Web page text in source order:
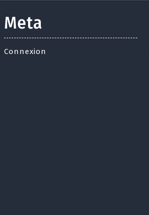
Meta
Connexion